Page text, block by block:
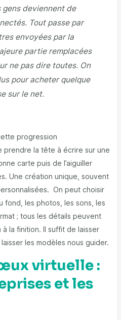
gens deviennent de
Tout passe par
envoyées par la
partie remplacées
ne pas dire toutes. On
pour acheter quelque
sur le net.
progression
prendre la tête à écrire sur une
carte puis de l’aiguiller
Une création unique, souvent
On peut choisir
fond, les photos, les sons, les
; tous les détails peuvent
la finition. Il suffit de laisser
les modèles nous guider.
virtuelle :
et les